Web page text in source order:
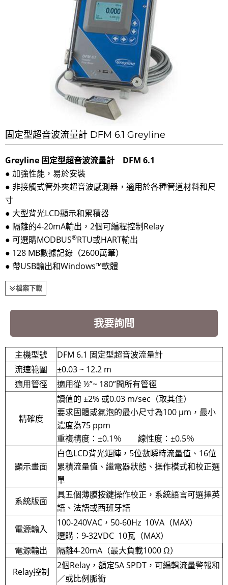
固定型超音波流量計 DFM 6.1 Greyline
Greyline 固定型超音波流量計 DFM 6.1
● 加強性能，易於安裝
● 非接觸式管外夾超音波感測器，適用於各種管道材料和尺
寸
● 大型背光LCD顯示和累積器
● 隔離的4-20mA輸出，2個可編程控制Relay
● 可選購MODBUS®RTU或HART輸出
● 128 MB數據記錄（2600萬筆）
● 帶USB輸出和Windows™軟體
檔案下載
我要詢問
主機型號
DFM 6.1 固定型超音波流量計
流速範圍
±0.03 ~ 12.2 m
適用管徑
適用從 ½”~ 180”間所有管徑
精確度
讀值的 ±2% 或0.03 m/sec（取其佳）
要求固體或氣泡的最小尺寸為100 µm，最小
濃度為75 ppm
重複精度：±0.1％ 線性度：±0.5％
顯示畫面
白色LCD背光矩陣，5位數瞬時流量值、16位
累積流量值、繼電器狀態、操作模式和校正選
單
系統版面
具五個薄膜按鍵操作校正，系統語言可選擇英
語、法語或西班牙語
電源輸入
100-240VAC，50-60Hz 10VA（MAX）
選購：9-32VDC 10瓦（MAX）
電源輸出
隔離4-20mA（最大負載1000 Ω）
Relay控制
2個Relay，額定5A SPDT，可編輯流量警報和
／或比例脈衝